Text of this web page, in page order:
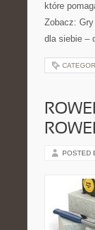
które
Zobacz:
dla siebie –
POSTED